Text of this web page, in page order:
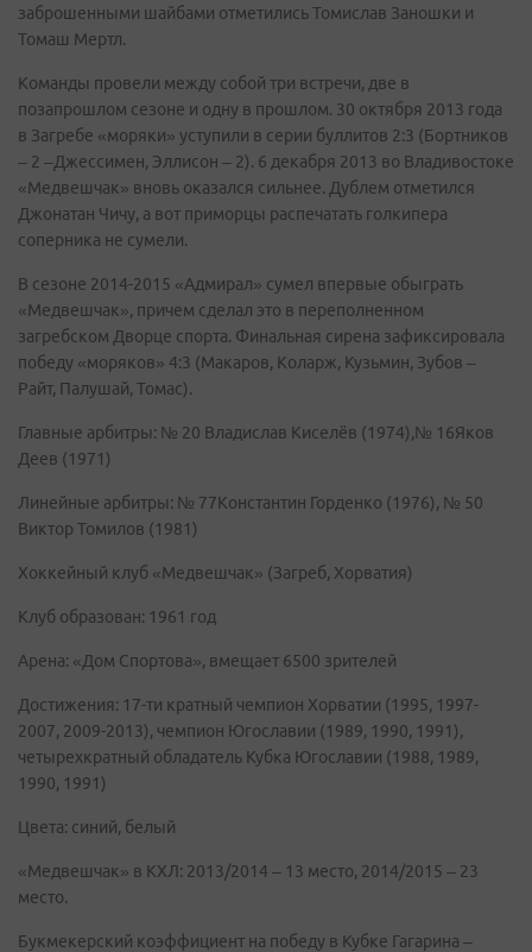
заброшенными шайбами отметились Томислав Заношки и
Томаш Мертл.
Команды провели между собой три встречи, две в
позапрошлом сезоне и одну в прошлом. 30 октября 2013 года
в Загребе «моряки» уступили в серии буллитов 2:3 (Бортников
– 2 –Джессимен, Эллисон – 2). 6 декабря 2013 во Владивостоке
«Медвешчак» вновь оказался сильнее. Дублем отметился
Джонатан Чичу, а вот приморцы распечатать голкипера
соперника не сумели.
В сезоне 2014-2015 «Адмирал» сумел впервые обыграть
«Медвешчак», причем сделал это в переполненном
загребском Дворце спорта. Финальная сирена зафиксировала
победу «моряков» 4:3 (Макаров, Коларж, Кузьмин, Зубов –
Райт, Палушай, Томас).
Главные арбитры: № 20 Владислав Киселёв (1974),№ 16Яков
Деев (1971)
Линейные арбитры: № 77Константин Горденко (1976), № 50
Виктор Томилов (1981)
Хоккейный клуб «Медвешчак» (Загреб, Хорватия)
Клуб образован: 1961 год
Арена: «Дом Спортова», вмещает 6500 зрителей
Достижения: 17-ти кратный чемпион Хорватии (1995, 1997-
2007, 2009-2013), чемпион Югославии (1989, 1990, 1991),
четырехкратный обладатель Кубка Югославии (1988, 1989,
1990, 1991)
Цвета: синий, белый
«Медвешчак» в КХЛ: 2013/2014 – 13 место, 2014/2015 – 23
место.
Букмекерский коэффициент на победу в Кубке Гагарина –